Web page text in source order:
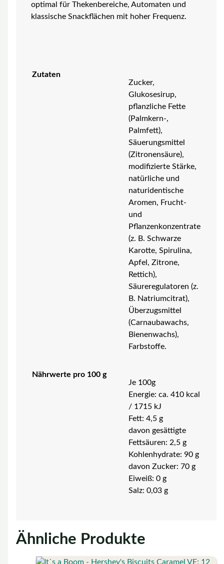
optimal für Thekenbereiche, Automaten und
klassische Snackflächen mit hoher Frequenz.
Zutaten
Zucker,
Glukosesirup,
pflanzliche Fette
(Palmkern-,
Palmfett),
Säuerungsmittel
(Zitronensäure),
modifizierte Stärke,
natürliche und
naturidentische
Aromen, Frucht-
und
Pflanzenkonzentrate
(z. B. Schwarze
Karotte, Spirulina,
Apfel, Zitrone,
Rettich),
Säureregulatoren (z.
B. Natriumcitrat),
Überzugsmittel
(Carnaubawachs,
Bienenwachs),
Farbstoffe.
Nährwerte pro 100 g
Je 100g
Energie: ca. 410 kcal
/ 1715 kJ
Fett: 4,5 g
davon gesättigte
Fettsäuren: 2,5 g
Kohlenhydrate: 90 g
davon Zucker: 70 g
Eiweiß: 0 g
Salz: 0,03 g
Ähnliche Produkte